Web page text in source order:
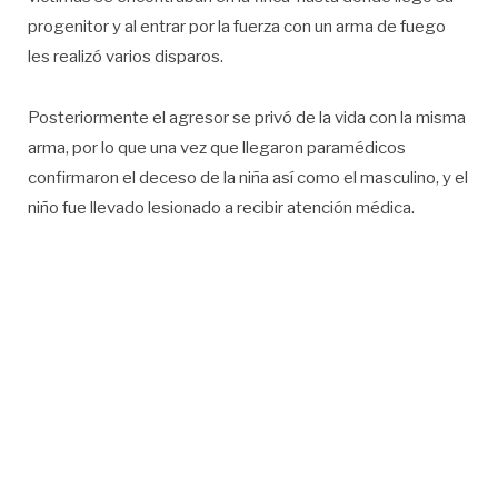
progenitor y al entrar por la fuerza con un arma de fuego
les realizó varios disparos.
Posteriormente el agresor se privó de la vida con la misma
arma, por lo que una vez que llegaron paramédicos
confirmaron el deceso de la niña así como el masculino, y el
niño fue llevado lesionado a recibir atención médica.